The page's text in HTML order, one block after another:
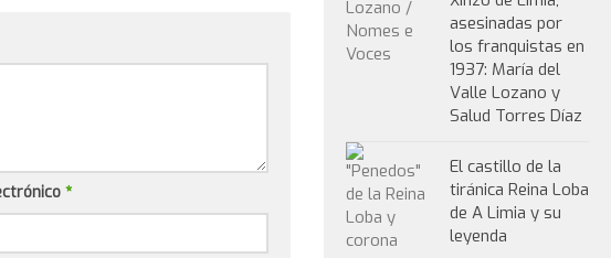
*
asesinadas por
los franquistas en
1937: María del
Valle Lozano y
Salud Torres Díaz
El castillo de la
tiránica Reina Loba
de A Limia y su
leyenda